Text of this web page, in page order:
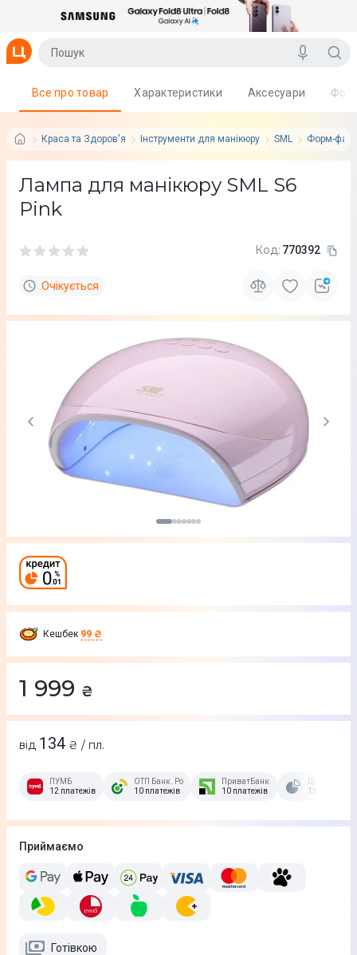
Краса та Здоров'я Інструменти для манікюру SML Форм-
Все про товар Характеристики Аксесуари
Лампа для манікюру SML S6
Pink
Код: 770392
Очікується
Кешбек 99 ₴
1 999 ₴
від 134 ₴ / пл.
ПУМБ
12 платежів
ОТП Банк. Розстрочка Скибочка.
10 платежів
ПриватБанк
10 платежів
15 платежів
Приймаємо
Готівкою